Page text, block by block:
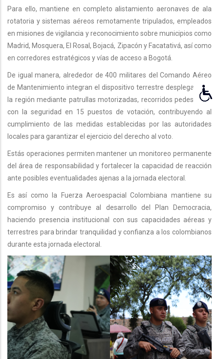
Para ello, mantiene en completo alistamiento aeronaves de ala
rotatoria y sistemas aéreos remotamente tripulados, empleados
en misiones de vigilancia y reconocimiento sobre municipios como
Madrid, Mosquera, El Rosal, Bojacá, Zipacón y Facatativá, así como
en corredores estratégicos y vías de acceso a Bogotá.
De igual manera, alrededor de 400 militares del Comando Aéreo
de Mantenimiento integran el dispositivo terrestre desplegado en
la región mediante patrullas motorizadas, recorridos pedestres y
con la seguridad en 15 puestos de votación, contribuyendo al
cumplimiento de las medidas establecidas por las autoridades
locales para garantizar el ejercicio del derecho al voto.
Estás operaciones permiten mantener un monitoreo permanente
del área de responsabilidad y fortalecer la capacidad de reacción
ante posibles eventualidades ajenas a la jornada electoral.
Es así como la Fuerza Aeroespacial Colombiana mantiene su
compromiso y contribuye al desarrollo del Plan Democracia,
haciendo presencia institucional con sus capacidades aéreas y
terrestres para brindar tranquilidad y confianza a los colombianos
durante esta jornada electoral.